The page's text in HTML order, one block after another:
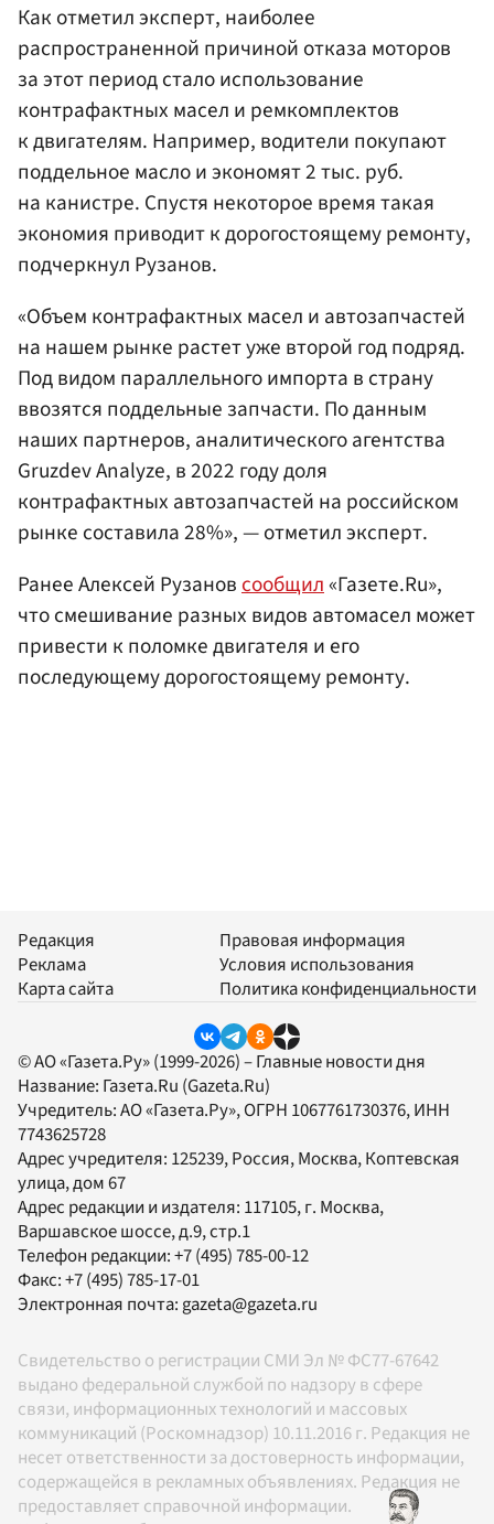
Как отметил эксперт, наиболее
распространенной причиной отказа моторов
за этот период стало использование
контрафактных масел и ремкомплектов
к двигателям. Например, водители покупают
поддельное масло и экономят 2 тыс. руб.
на канистре. Спустя некоторое время такая
экономия приводит к дорогостоящему ремонту,
подчеркнул Рузанов.
«Объем контрафактных масел и автозапчастей
на нашем рынке растет уже второй год подряд.
Под видом параллельного импорта в страну
ввозятся поддельные запчасти. По данным
наших партнеров, аналитического агентства
Gruzdev Analyze, в 2022 году доля
контрафактных автозапчастей на российском
рынке составила 28%», — отметил эксперт.
Ранее Алексей Рузановсообщил«Газете.Ru»,
что смешивание разных видов автомасел может
привести к поломке двигателя и его
последующему дорогостоящему ремонту.
Редакция
Реклама
Карта сайта
Правовая информация
Условия использования
Политика конфиденциальности
© АО «Газета.Ру» (1999-2026) – Главные новости дня
Название: Газета.Ru (Gazeta.Ru)
Учредитель:АО «Газета.Ру», ОГРН 1067761730376, ИНН
7743625728
Адрес учредителя: 125239, Россия, Москва, Коптевская
улица, дом 67
Адрес редакции и издателя: 117105, г. Москва,
Варшавское шоссе, д.9, стр.1
Телефон редакции:+7 (495) 785-00-12
Факс:+7 (495) 785-17-01
Электронная почта:gazeta@gazeta.ru
Свидетельство о регистрации СМИ Эл № ФС77-67642
выдано федеральной службой по надзору в сфере
связи, информационных технологий и массовых
коммуникаций (Роскомнадзор) 10.11.2016 г. Редакция не
несет ответственности за достоверность информации,
содержащейся в рекламных объявлениях. Редакция не
предоставляет справочной информации.